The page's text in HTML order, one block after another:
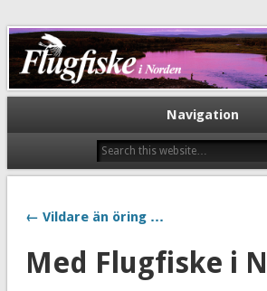
Flugfiske i Norden
Navigation
← Vildare än öring …
Med Flugfiske i